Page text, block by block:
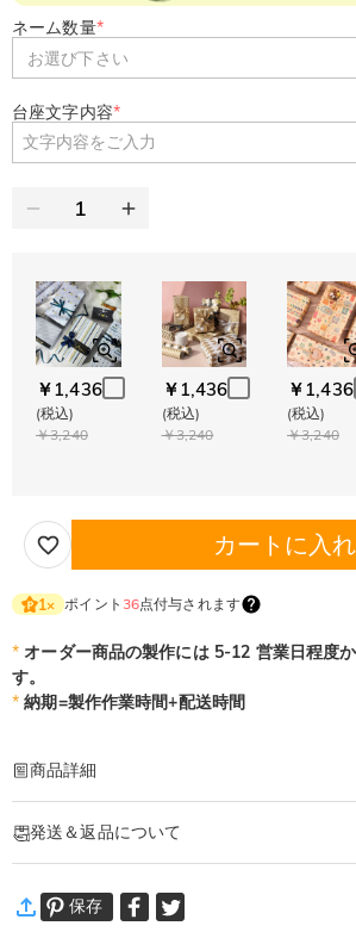
ネーム数量*
お選び下さい
台座文字内容*
￥1,436
(税込)
￥3,240
￥1,436
(税込)
￥3,240
￥1,436
(税込)
￥3,240
カートに入
1× ポイント 36点付与されます
* オーダー商品の製作には 5-12 営業日程度
す。
* 納期=製作作業時間+配送時間
商品詳細
家族の穏やかで温かい絆に勝るものはありません。
こちらの動物デザイン木製パズルは、その愛のつな
た。
優しい曲線のデザインに、家族一人ひとりの名前を刻
発送＆返品について
通常配送: 5-9営業日
保存